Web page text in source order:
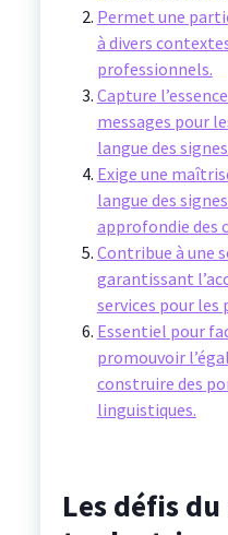
Permet une
à divers
professionnels.
Capture
messages pour
langue des
Exige une
langue des
approfondie des
Contribue à une
garantissant
services pour les
Essentiel pour
promouvoir
construire des
linguistiques.
Les défis